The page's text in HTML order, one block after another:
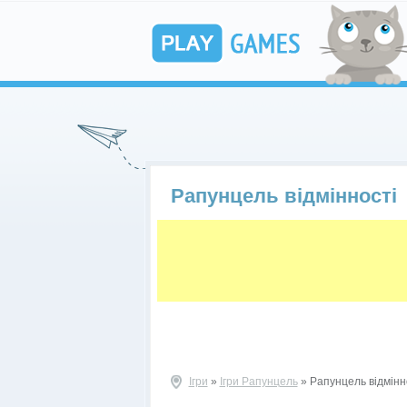
Рапунцель відмінності
Ігри » Ігри Рапунцель» Рапунцель